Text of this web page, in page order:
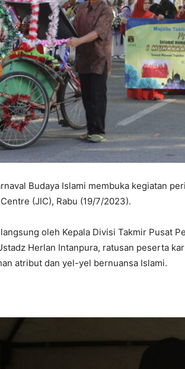
Budaya Islami membuka kegiatan
(JIC), Rabu (19/7/2023).
oleh Kepala Divisi Takmir Pusat
Herlan Intanpura, ratusan peserta
atribut dan yel-yel bernuansa Islami.